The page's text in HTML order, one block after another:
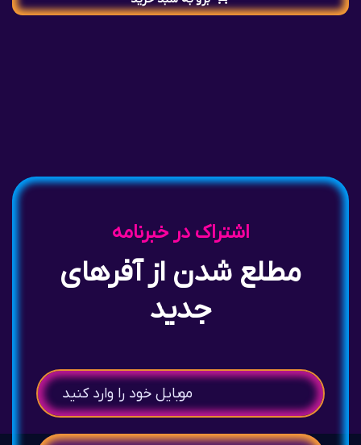
اشتراک در خبرنامه
مطلع شدن از آفرهای
جدید